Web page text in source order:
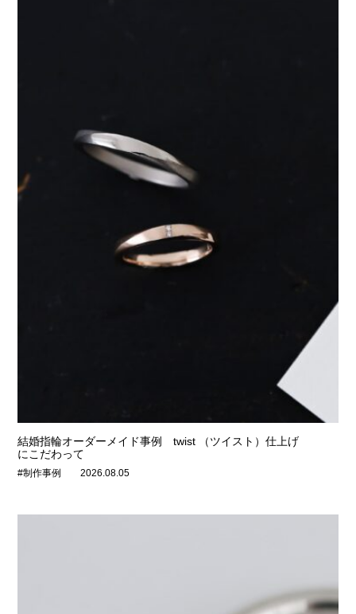
結婚指輪オーダーメイド事例 twist （ツイスト）仕上げ
にこだわって
#制作事例 2026.08.05